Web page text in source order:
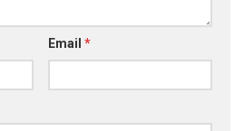
Email *